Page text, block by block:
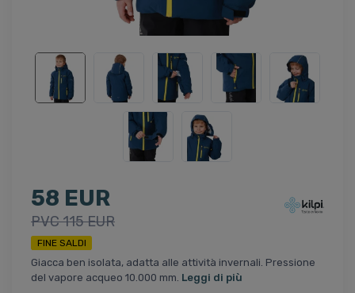
58 EUR
PVC 115 EUR
FINE SALDI
Giacca ben isolata, adatta alle attività invernali. Pressione
del vapore acqueo 10.000 mm. Leggi di più